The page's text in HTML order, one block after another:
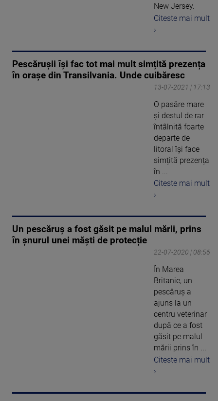
New Jersey.
Citeste mai mult
›
Pescărușii își fac tot mai mult simțită prezența
în orașe din Transilvania. Unde cuibăresc
13-07-2021 | 17:13
O pasăre mare
și destul de rar
întâlnită foarte
departe de
litoral își face
simțită prezența
în ...
Citeste mai mult
›
Un pescăruș a fost găsit pe malul mării, prins
în șnurul unei măști de protecție
22-07-2020 | 08:56
În Marea
Britanie, un
pescăruş a
ajuns la un
centru veterinar
după ce a fost
găsit pe malul
mării prins în ...
Citeste mai mult
›